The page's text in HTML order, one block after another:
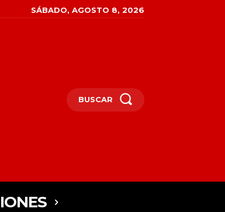
SÁBADO, AGOSTO 8, 2026
BUSCAR